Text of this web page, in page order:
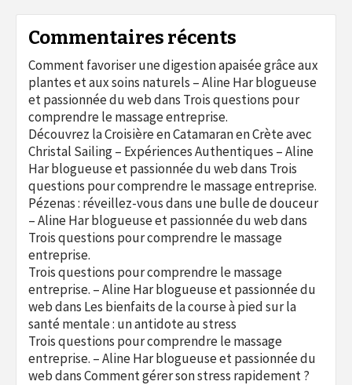
Commentaires récents
Comment favoriser une digestion apaisée grâce aux
plantes et aux soins naturels – Aline Har blogueuse
et passionnée du webdans Trois questions pour
comprendre le massage entreprise.
Découvrez la Croisière en Catamaran en Crète avec
Christal Sailing – Expériences Authentiques – Aline
Har blogueuse et passionnée du webdans Trois
questions pour comprendre le massage entreprise.
Pézenas : réveillez-vous dans une bulle de douceur
– Aline Har blogueuse et passionnée du webdans
Trois questions pour comprendre le massage
entreprise.
Trois questions pour comprendre le massage
entreprise. – Aline Har blogueuse et passionnée du
webdans Les bienfaits de la course à pied sur la
santé mentale : un antidote au stress
Trois questions pour comprendre le massage
entreprise. – Aline Har blogueuse et passionnée du
webdansComment gérer son stress rapidement ?